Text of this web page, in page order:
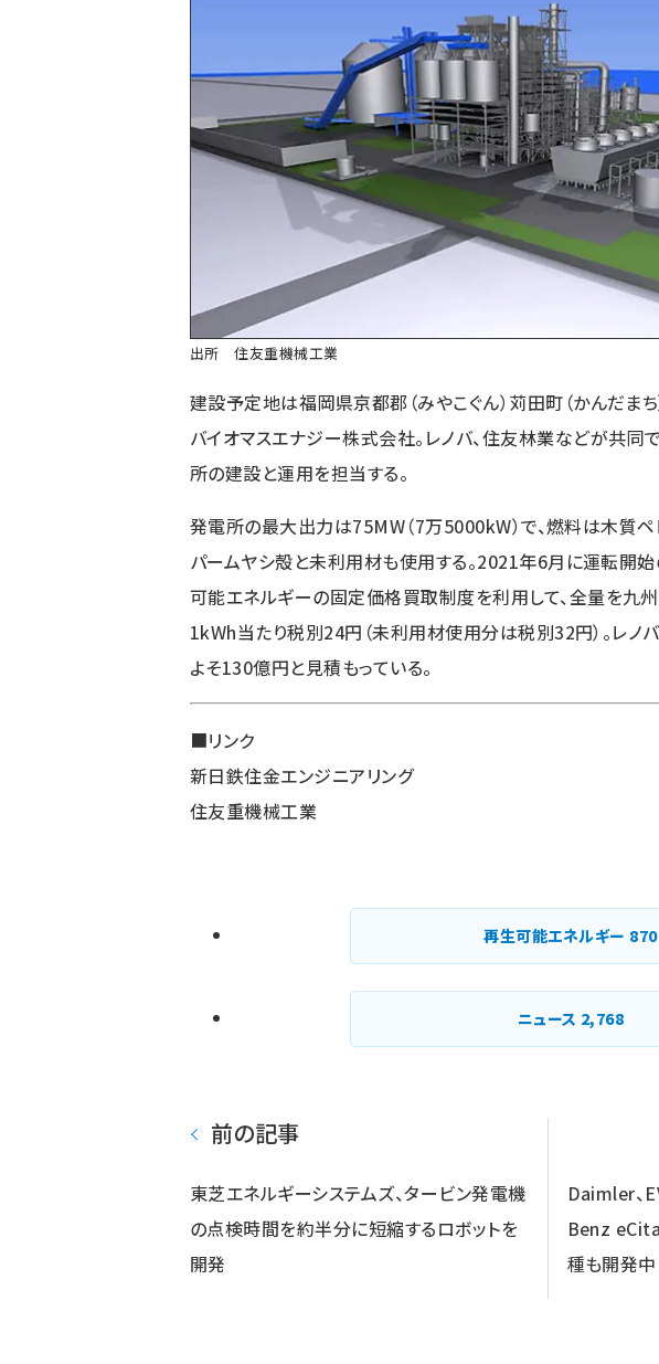
出所 住友重機械工業
建設予定地は福岡県京都郡（みやこぐん）苅田町（かんだま
バイオマスエナジー株式会社。レノバ、住友林業などが共同
所の建設と運用を担当する。
発電所の最大出力は75MW（7万5000kW）で、燃料は木質ペ
パームヤシ殻と未利用材も使用する。2021年6月に運転開
可能エネルギーの固定価格買取制度を利用して、全量を九
1kWh当たり税別24円（未利用材使用分は税別32円）。レノ
よそ130億円と見積もっている。
■リンク
新日鉄住金エンジニアリング
住友重機械工業
再生可能エネルギー 870
ニュース 2,768
前の記事
東芝エネルギーシステムズ、タービン発電機
の点検時間を約半分に短縮するロボットを
開発
Daimler、
Benz
種も開発中